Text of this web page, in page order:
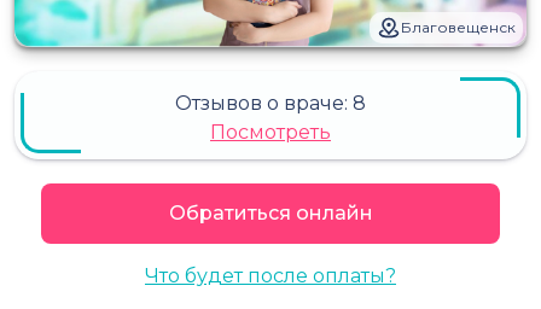
Благовещенск
Отзывов о враче: 8
Посмотреть
Обратиться онлайн
Что будет после оплаты?